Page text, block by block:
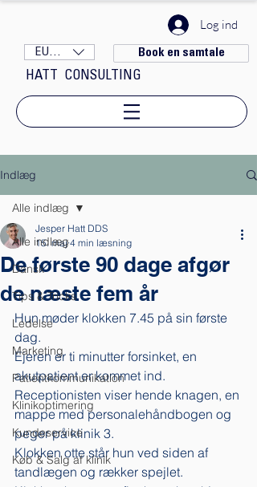
EUR (€)
Log ind
Book en samtale
HATT CONSULTING
Indlæg
Alle indlæg
Dansk
Tips & Tricks
Ledelse
Marketing
Patientkommunikation
Klinikoptimering
Kundeservice
Køb & Salg af klinik
Alle indlæg
De første 90 dage afgør
de næste fem år
Jesper Hatt DDS
15. maj 4 min læsning
Hun møder klokken 7.45 på sin første
dag.
Ejeren er ti minutter forsinket, en
akutpatient er kommet ind.
Receptionisten viser hende knagen, en
mappe med personalehåndbogen og
peger på klinik 3.
Klokken otte står hun ved siden af
tandlægen og rækker spejlet.